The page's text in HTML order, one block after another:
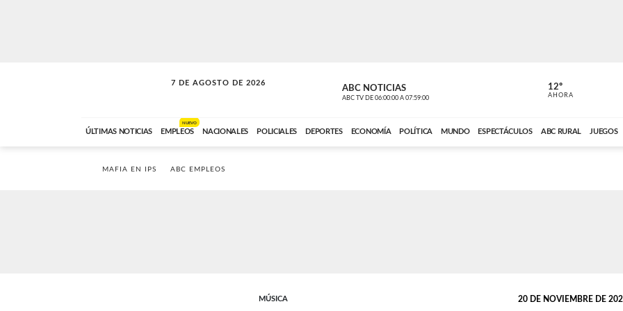
7 DE AGOSTO DE 2026
LA INCONDICIONAL ABC NOTICIAS
ABC TV DE 06:00:00 A 07:59:00 ABC CARDINAL
12º
AHORA
ÚLTIMAS NOTICIAS EMPLEOS
NUEVO
NACIONALES POLICIALES DEPORTES ECONOMÍA POLÍTICA MUNDO ESPECTÁCULOS ABC RURAL JUEGOS
MAFIA EN IPS ABC EMPLEOS
MÚSICA 20 DE NOVIEMBRE DE